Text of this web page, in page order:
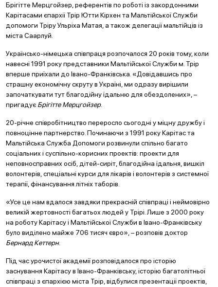
Брігітте Мерцгойзер, референтів по роботі із закордонними
Карітасами єпархії Трір Ютти Кірхен та Мальтійської Служби
допомоги Тріру Ульріха Матая, а також делегації мальтійців із
міста Саарлуй.
Українсько-німецька співпраця розпочалося 20 років тому, коли
навесні 1991 року представники Мальтійської Служби м. Трір
вперше приїхали до Івано-Франківська. «Довідавшись про
страшну економічну скруту в Україні, ми одразу вирішили
започаткувати тут благодійну їдальню для обездолених», –
пригадує Брігітте Мерцгойзер.
20-річне співробітництво переросло сьогодні у міцну дружбу і
повноцінне партнерство. Починаючи з 1991 року Карітас та
Мальтійська Служба Допомоги розвинули спільно багато
соціальних і суспільно-корисних проектів: проекти для
неповносправних осіб, дітей-сиріт, благодійна їдальня, вишкіл
волонтерів, спеціальні курси для лікарів і волонтерів з системної
терапії, фінансування літніх таборів.
«Усе це нам вдалося завдяки прекрасній співпраці і неймовірно
великій жертовності багатьох людей у Трірі. Лише з 2000 року
на роботу Карітасу і Мальтійської Служби в Івано-Франківську
було виділено майже 706 тисяч євро», – розповів доктор
Бернард Кеттерн.
Під час урочистої академії розповідалося про історію
заснування Карітасу в Івано-Франківську, історію багатолітньої
співпраці з єпархією міста Трір, відбулися презентації проектів,